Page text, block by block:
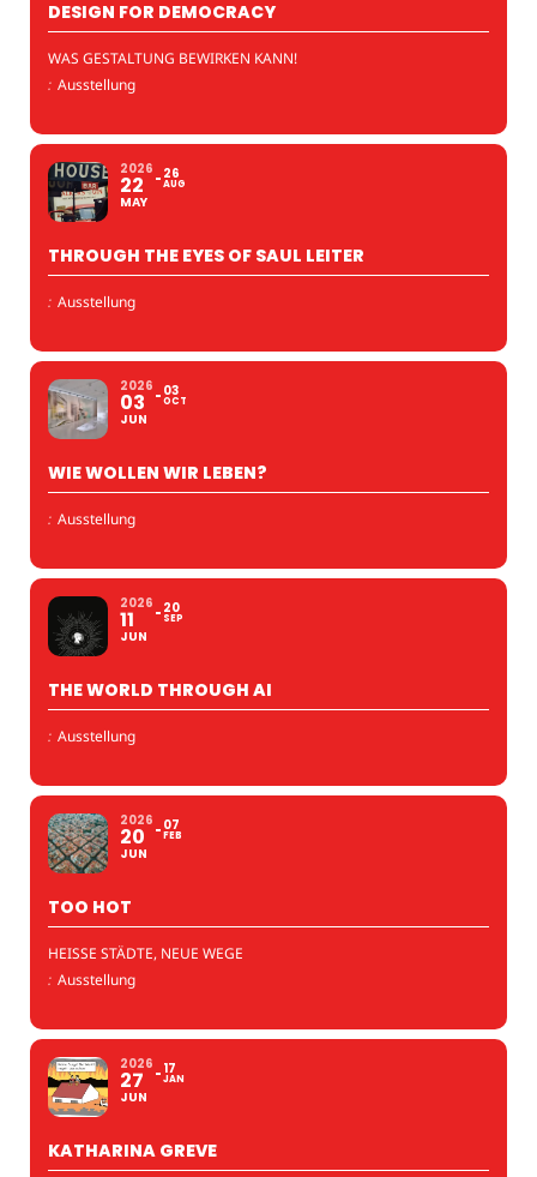
DESIGN FOR DEMOCRACY
WAS GESTALTUNG BEWIRKEN KANN!
: Ausstellung
2026
22
MAY
26
AUG
THROUGH THE EYES OF SAUL LEITER
: Ausstellung
2026
03
JUN
03
OCT
WIE WOLLEN WIR LEBEN?
: Ausstellung
2026
11
JUN
20
SEP
THE WORLD THROUGH AI
: Ausstellung
2026
20
JUN
07
FEB
TOO HOT
HEISSE STÄDTE, NEUE WEGE
: Ausstellung
2026
27
JUN
17
JAN
KATHARINA GREVE